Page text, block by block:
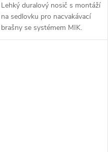
Lehký duralový nosič s montáží
na sedlovku pro nacvakávací
brašny se systémem MIK.